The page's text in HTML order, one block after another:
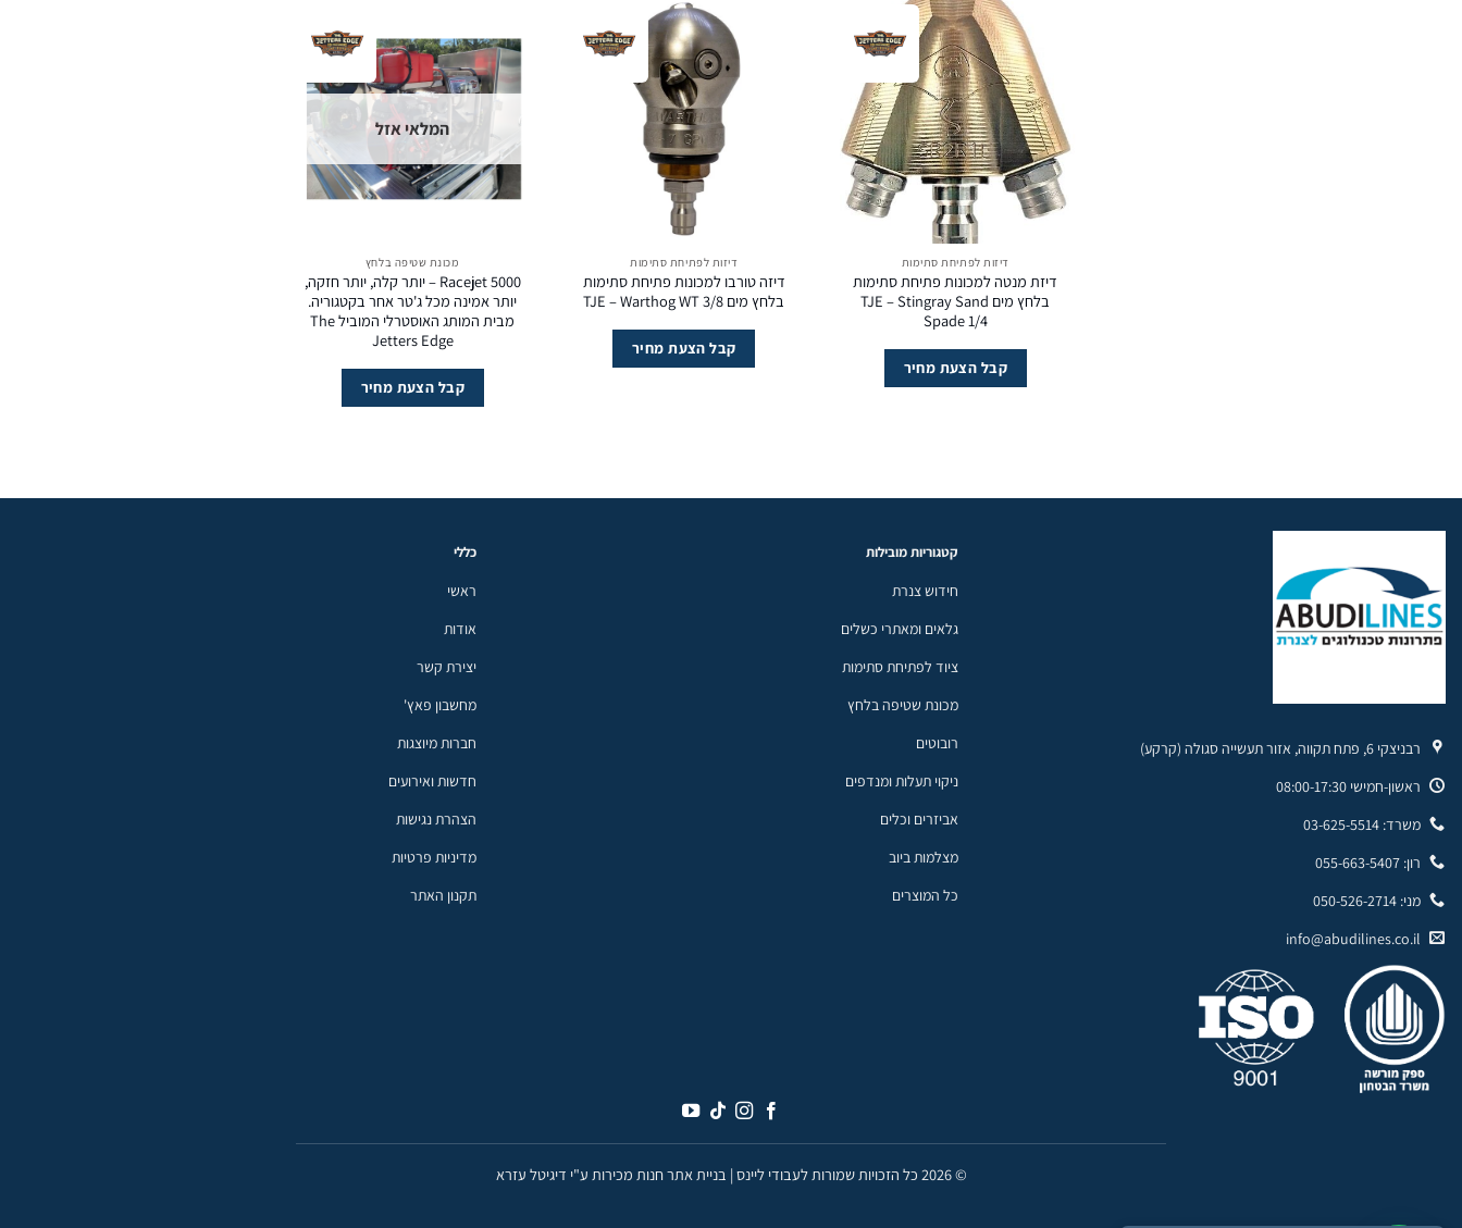
דיזות לפתיחת סתימות
דיזת מנטה למכונות פתיחת סתימות
בלחץ מים TJE – Stingray Sand
Spade 1/4
קבל הצעת מחיר
דיזות לפתיחת סתימות
דיזה טורבו למכונות פתיחת סתימות
בלחץ מים TJE – Warthog WT 3/8
קבל הצעת מחיר
המלאי אזל
מכונת שטיפה בלחץ
Racejet 5000 – יותר קלה, יותר חזקה,
יותר אמינה מכל ג'טר אחר בקטגוריה.
מבית המותג האוסטרלי המוביל The
Jetters Edge
קבל הצעת מחיר
רבניצקי 6, פתח תקווה, אזור תעשייה סגולה (קרקע)
ראשון-חמישי 08:00-17:30
משרד: 03-625-5514
רון: 055-663-5407
מני: 050-526-2714
info@abudilines.co.il
קטגוריות מובילות
חידוש צנרת
גלאים ומאתרי כשלים
ציוד לפתיחת סתימות
מכונת שטיפה בלחץ
רובוטים
ניקוי תעלות ומנדפים
אביזרים וכלים
מצלמות ביוב
כל המוצרים
כללי
ראשי
אודות
יצירת קשר
מחשבון פאץ'
חברות מיוצגות
חדשות ואירועים
הצהרת נגישות
מדיניות פרטיות
תקנון האתר
© 2026 כל הזכויות שמורות לעבודי ליינס | בניית אתר חנות מכירות ע"י דיגיטל עזרא